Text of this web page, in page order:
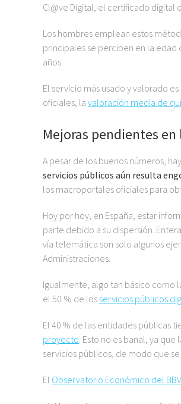
Cl@ve Digital, el certificado digital
Los hombres emplean estos
principales se perciben en la edad
años.
El servicio más usado y valorado
oficiales, la valoración media de
Mejoras pendientes
A pesar de los buenos números,
servicios públicos aún resulta
los macroportales oficiales para
Hoy por hoy, en España, estar
parte debido a su dispersión.
vía telemática son solo algunos
Administraciones.
Igualmente, algo tan básico como
el 50 % de los servicios públicos
El 40 % de las entidades públicas
proyecto . Esto no es banal, ya
servicios públicos, de modo que
El Observatorio Económico del